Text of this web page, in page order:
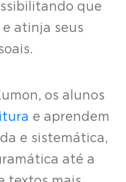
que
atinja seus
os alunos
e aprendem
e sistemática,
até a